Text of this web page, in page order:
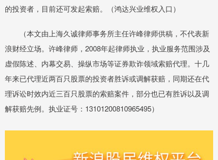
的投资者，目前还可发起索赔。（鸿达兴业维权入口）
（本文由上海久诚律师事务所主任许峰律师供稿，不代表新
浪财经立场。许峰律师，2008年起律师执业，执业服务范围涉及
虚假陈述、内幕交易、操纵市场等证券欺诈领域索赔代理。十几
年来已代理近两百只股票的投资者胜诉或调解获赔，同期还在代
理诉讼时效内近三百只股票的索赔案件，部分也已有胜诉以及调
解获赔先例。执业证号：13101200810965495）